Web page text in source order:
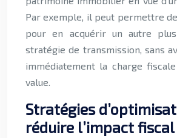
Par exemple, il peut permettre
pour en acquérir un autre
stratégie de transmission, sans
immédiatement la charge
value.
Stratégies
réduire l’impact fiscal